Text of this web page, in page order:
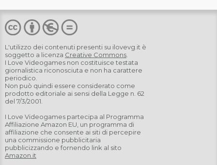
L'utilizzo dei contenuti presenti su ilovevg.it è
soggetto a licenza Creative Commons
I Love Videogames non costituisce testata
giornalistica riconosciuta e non ha carattere
periodico.
Non può quindi essere considerato come
prodotto editoriale ai sensi della Legge n. 62
del 7/3/2001.
I Love Videogames partecipa al Programma
Affiliazione Amazon EU, un programma di
affiliazione che consente ai siti di percepire
una commissione pubblicitaria
pubblicizzando e fornendo link al sito
Amazon.it